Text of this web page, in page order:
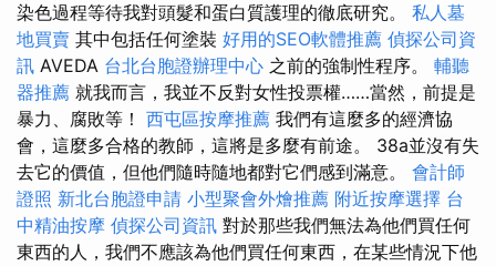
染色過程等待我對頭髮和蛋白質護理的徹底研究。 私人墓
地買賣 其中包括任何塗裝 好用的SEO軟體推薦 偵探公司資
訊 AVEDA 台北台胞證辦理中心 之前的強制性程序。 輔聽
器推薦 就我而言，我並不反對女性投票權……當然，前提是
暴力、腐敗等！ 西屯區按摩推薦 我們有這麼多的經濟協
會，這麼多合格的教師，這將是多麼有前途。 38a並沒有失
去它的價值，但他們隨時隨地都對它們感到滿意。 會計師
證照 新北台胞證申請 小型聚會外燴推薦 附近按摩選擇 台
中精油按摩 偵探公司資訊 對於那些我們無法為他們買任何
東西的人，我們不應該為他們買任何東西，在某些情況下他